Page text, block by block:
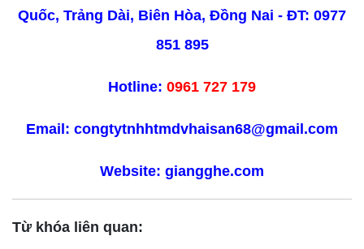
Quốc, Trảng Dài, Biên Hòa, Đồng Nai - ĐT: 0977
851 895
Hotline: 0961 727 179
Email: congtytnhhtmdvhaisan68@gmail.com
Website: giangghe.com
Từ khóa liên quan: